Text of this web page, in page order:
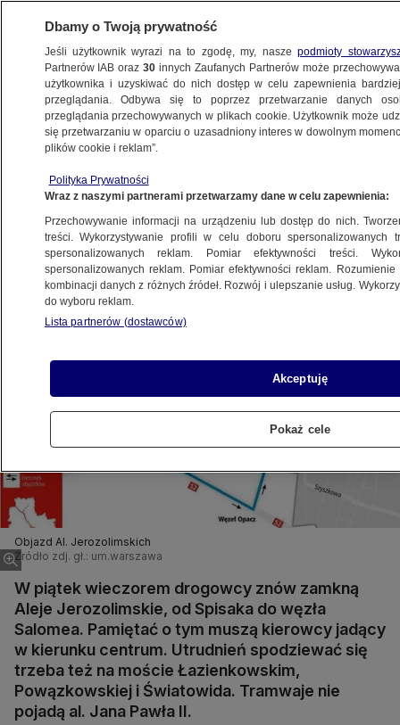
WARSZAWA
ULICE
Pawła, Powązkowska, Światowida
27.06.2014, 07:04
Udostępnij
Objazd Al. Jerozolimskich
Źródło zdj. gł.: um.warszawa
W piątek wieczorem drogowcy znów zamkną
Aleje Jerozolimskie, od Spisaka do węzła
Salomea. Pamiętać o tym muszą kierowcy jadący
w kierunku centrum. Utrudnień spodziewać się
trzeba też na moście Łazienkowskim,
Powązkowskiej i Światowida. Tramwaje nie
pojadą al. Jana Pawła II.
Dbamy o Twoją prywatność
Jeśli użytkownik wyrazi na to zgodę, my, naszepodmioty
Partnerów IAB oraz30 innych Zaufanych Partnerów może
użytkownika i uzyskiwać do nich dostęp w celu zapewnienia
przeglądania. Odbywa się to poprzez przetwarzanie danych
przeglądania przechowywanych w plikach cookie. Użytkownik może
się przetwarzaniu w oparciu o uzasadniony interes w dowolnym
plików cookie i reklam”.
Polityka Prywatności
Wraz z naszymi partnerami przetwarzamy dane w celu zapewnienia:
Przechowywanie informacji na urządzeniu lub dostęp do nich.
treści. Wykorzystywanie profili w celu doboru spersonalizowanych
spersonalizowanych reklam. Pomiar efektywności treści.
spersonalizowanych reklam. Pomiar efektywności reklam.
kombinacji danych z różnych źródeł. Rozwój i ulepszanie usług.
do wyboru reklam.
Lista partnerów (dostawców)
Akceptuję
Pokaż cele